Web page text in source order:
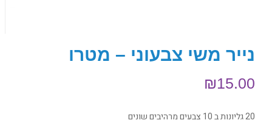
נייר משי צבעוני – מטרו
₪15.00
20 גליונות ב 10 צבעים מרהיבים שונים